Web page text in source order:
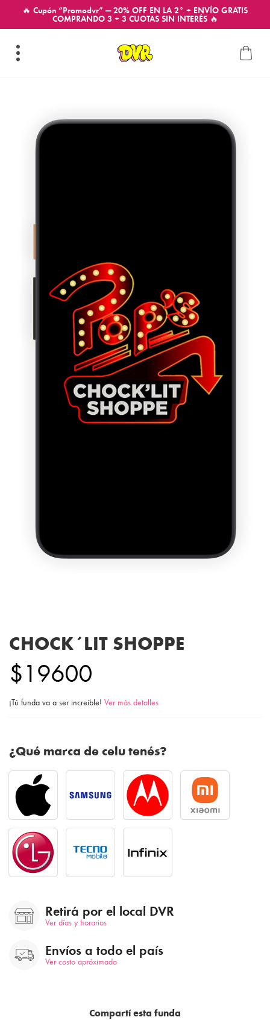
🔥 Cupón “Promodvr” — 20% OFF EN LA 2° + ENVÍO GRATIS
COMPRANDO 3 + 3 CUOTAS SIN INTERÉS 🔥
CHOCK´LIT SHOPPE
$19600
¡Tú funda va a ser increíble! Ver más detalles
¿Qué marca de celu tenés?
Retirá por el local DVR
Ver días y horarios
Envíos a todo el país
Ver costo apróximado
Compartí esta funda